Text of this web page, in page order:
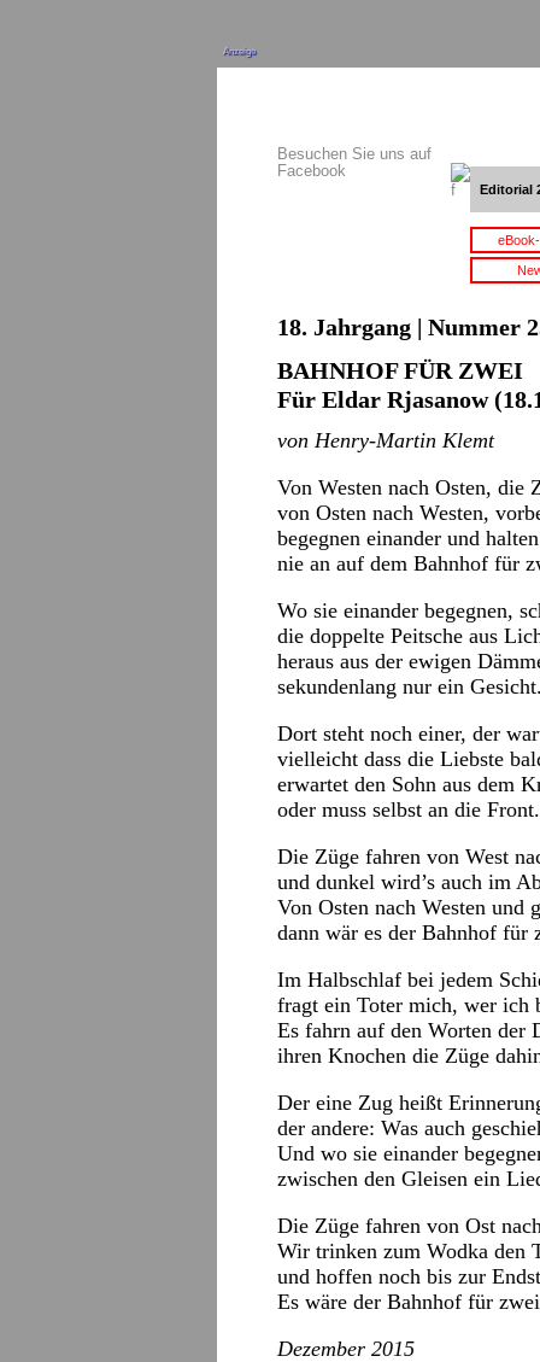
Anzeige
Besuchen Sie uns auf
Facebook
Editorial
18. Jahrgang | Nummer
BAHNHOF FÜR ZWEI
Für Eldar Rjasanow
von Henry-Martin Klemt
Von Westen nach Osten, die
von Osten nach Westen,
begegnen einander und
nie an auf dem Bahnhof für
Wo sie einander begegnen,
die doppelte Peitsche aus
heraus aus der ewigen
sekundenlang nur ein
Dort steht noch einer, der
vielleicht dass die Liebste
erwartet den Sohn aus dem
oder muss selbst an die Front.
Die Züge fahren von West
und dunkel wird’s auch im
Von Osten nach Westen und
dann wär es der Bahnhof für
Im Halbschlaf bei jedem
fragt ein Toter mich, wer ich
Es fahrn auf den Worten der
ihren Knochen die Züge
Der eine Zug heißt
der andere: Was auch
Und wo sie einander
zwischen den Gleisen ein
Die Züge fahren von Ost
Wir trinken zum Wodka den
und hoffen noch bis zur
Es wäre der Bahnhof für
Dezember 2015